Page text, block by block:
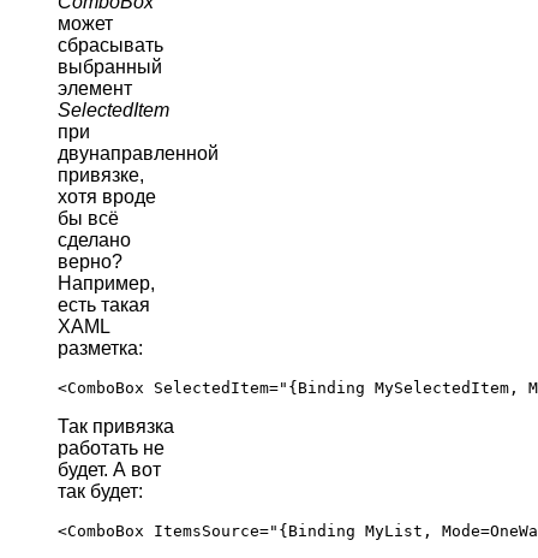
может
сбрасывать
выбранный
элемент
SelectedItem
при
двунаправленной
привязке,
хотя вроде
бы всё
сделано
верно?
Например,
есть такая
XAML
разметка:
Так привязка
работать не
будет. А вот
так будет: